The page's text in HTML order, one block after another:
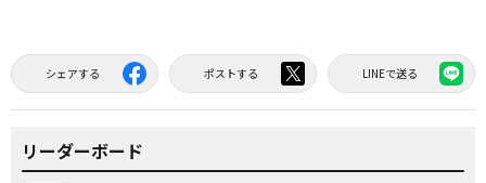
シェアする ポストする LINEで送る
リーダーボード